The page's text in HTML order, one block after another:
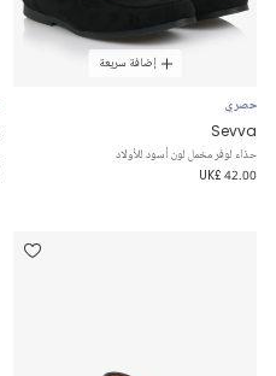
إضافة سريعة
حصري
Sevva
حذاء لوفر مخمل لون أسود للأولاد
UK£ 42.00